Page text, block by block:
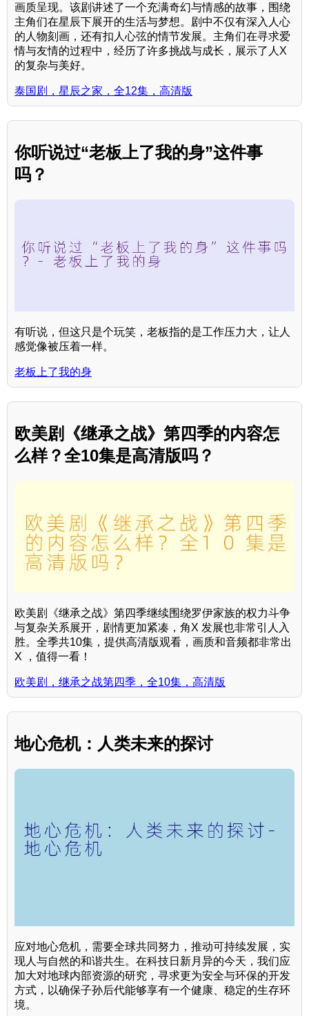
画质呈现。该剧讲述了一个充满奇幻与情感的故事，围绕
主角们在星辰下展开的生活与梦想。剧中不仅有深入人心
的人物刻画，还有扣人心弦的情节发展。主角们在寻求爱
情与友情的过程中，经历了许多挑战与成长，展示了人X
的复杂与美好。
泰国剧，星辰之家，全12集，高清版
你听说过“老板上了我的身”这件事
吗？
有听说，但这只是个玩笑，老板指的是工作压力大，让人
感觉像被压着一样。
老板上了我的身
欧美剧《继承之战》第四季的内容怎
么样？全10集是高清版吗？
欧美剧《继承之战》第四季继续围绕罗伊家族的权力斗争
与复杂关系展开，剧情更加紧凑，角X 发展也非常引人入
胜。全季共10集，提供高清版观看，画质和音频都非常出
X ，值得一看！
欧美剧，继承之战第四季，全10集，高清版
地心危机：人类未来的探讨
应对地心危机，需要全球共同努力，推动可持续发展，实
现人与自然的和谐共生。在科技日新月异的今天，我们应
加大对地球内部资源的研究，寻求更为安全与环保的开发
方式，以确保子孙后代能够享有一个健康、稳定的生存环
境。